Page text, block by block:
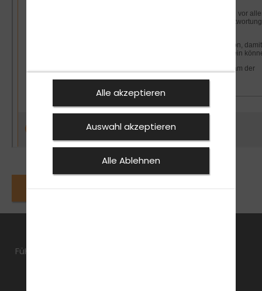
FüHRERSCHEIN
Alle akzeptieren
Auswahl akzeptieren
Alle Ablehnen